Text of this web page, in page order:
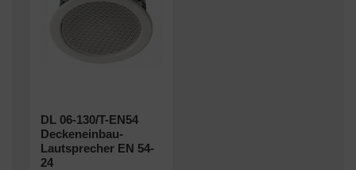
DL 06-130/T-EN54
Deckeneinbau-
Lautsprecher EN 54-
24